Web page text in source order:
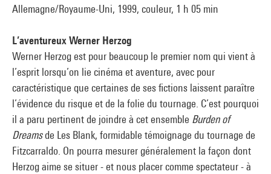
Allemagne/Royaume-Uni, 1999, couleur, 1 h 05 min
L’aventureux Werner Herzog
Werner Herzog est pour beaucoup le premier nom qui vient à
l’esprit lorsqu’on lie cinéma et aventure, avec pour
caractéristique que certaines de ses fictions laissent paraître
l’évidence du risque et de la folie du tournage. C’est pourquoi
il a paru pertinent de joindre à cet ensemble Burden of
Dreamsde Les Blank, formidable témoignage du tournage de
Fitzcarraldo. On pourra mesurer généralement la façon dont
Herzog aime se situer - et nous placer comme spectateur - à